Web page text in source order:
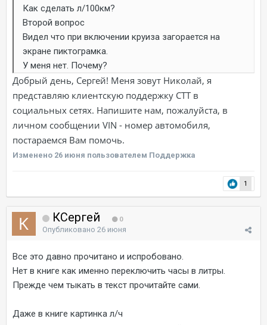
Как сделать л/100км?
Второй вопрос
Видел что при включении круиза загорается на
экране пиктограмка.
У меня нет. Почему?
Добрый день, Сергей! Меня зовут Николай, я
представляю клиентскую поддержку СТТ в
социальных сетях. Напишите нам, пожалуйста, в
личном сообщении VIN - номер автомобиля,
постараемся Вам помочь.
Изменено 26 июня пользователем Поддержка
1
КСергей 0
Опубликовано 26 июня
Все это давно прочитано и испробовано.
Нет в книге как именно переключить часы в литры.
Прежде чем тыкать в текст прочитайте сами.
Даже в книге картинка л/ч